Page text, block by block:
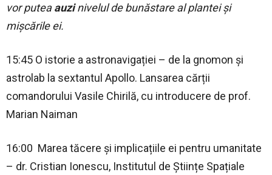
vor puteaauzinivelul de bunăstare al plantei și
mișcările ei.
15:45 O istorie a astronavigației – de la gnomon și
astrolab la sextantul Apollo. Lansarea cărții
comandorului Vasile Chirilă, cu introducere de prof.
Marian Naiman
16:00 Marea tăcere și implicațiile ei pentru umanitate
– dr. Cristian Ionescu, Institutul de Științe Spațiale